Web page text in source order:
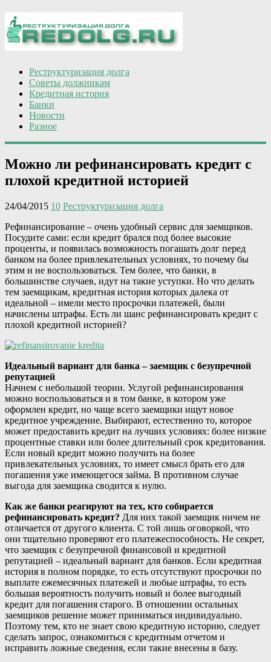
Реструктуризация долга
Советы должникам
Кредитная история
Банки
Новости
Разное
Можно ли рефинансировать кредит с
плохой кредитной историей
24/04/2015 10 Реструктуризация долга
Рефинансирование – очень удобный сервис для заемщиков.
Посудите сами: если кредит брался под более высокие
проценты, и появилась возможность погашать долг перед
банком на более привлекательных условиях, то почему бы
этим и не воспользоваться. Тем более, что банки, в
большинстве случаев, идут на такие уступки. Но что делать
тем заемщикам, кредитная история которых далека от
идеальной – имели место просрочки платежей, были
начислены штрафы. Есть ли шанс рефинансировать кредит с
плохой кредитной историей?
Идеальный вариант для банка – заемщик с безупречной
репутацией
Начнем с небольшой теории. Услугой рефинансирования
можно воспользоваться и в том банке, в котором уже
оформлен кредит, но чаще всего заемщики ищут новое
кредитное учреждение. Выбирают, естественно то, которое
может предоставить кредит на лучших условиях: более низкие
процентные ставки или более длительный срок кредитования.
Если новый кредит можно получить на более
привлекательных условиях, то имеет смысл брать его для
погашения уже имеющегося займа. В противном случае
выгода для заемщика сводится к нулю.
Как же банки реагируют на тех, кто собирается
рефинансировать кредит? Для них такой заемщик ничем не
отличается от другого клиента. С той лишь оговоркой, что
они тщательно проверяют его платежеспособность. Не секрет,
что заемщик с безупречной финансовой и кредитной
репутацией – идеальный вариант для банков. Если кредитная
история в полном порядке, то есть отсутствуют просрочки по
выплате ежемесячных платежей и любые штрафы, то есть
большая вероятность получить новый и более выгодный
кредит для погашения старого. В отношении остальных
заемщиков решение может приниматься индивидуально.
Поэтому тем, кто не знает свою кредитную историю, следует
сделать запрос, ознакомиться с кредитным отчетом и
исправить ложные сведения, если такие внесены в базу.